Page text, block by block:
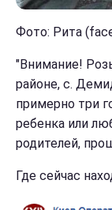
Фото: Рита
"Внимание!
районе, с.
примерно три
ребенка или
родителей,
Где сейчас